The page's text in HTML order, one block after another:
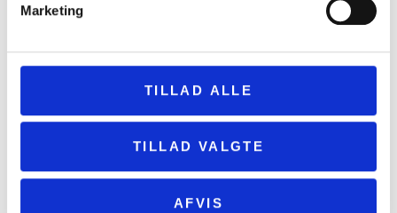
Marketing
TILLAD ALLE
TILLAD VALGTE
AFVIS
16. juni 2026